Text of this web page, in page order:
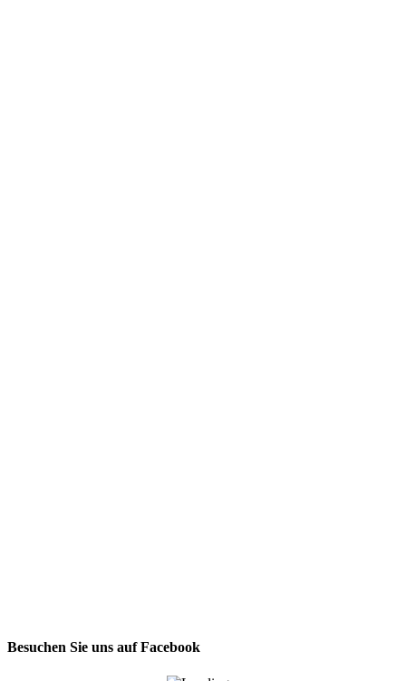
Besuchen Sie uns auf Facebook